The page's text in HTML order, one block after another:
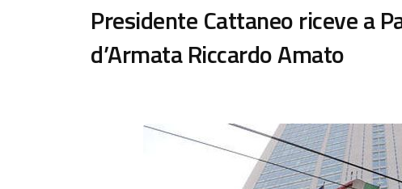
Presidente Cattaneo riceve a
d’Armata Riccardo Amato